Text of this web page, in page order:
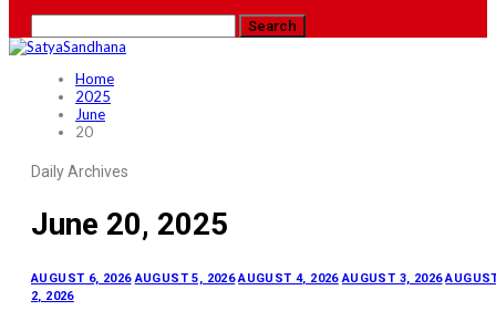
Home
2025
June
20
Daily Archives
June 20, 2025
AUGUST 6, 2026 AUGUST 5, 2026 AUGUST 4, 2026 AUGUST 3, 2026
2, 2026